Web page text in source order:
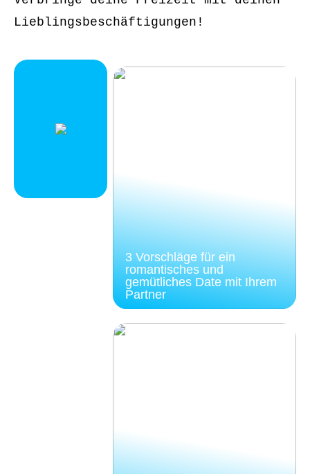
Lieblingsbeschäftigungen!
3 Vorschläge für ein
romantisches und
gemütliches Date mit Ihrem
Partner